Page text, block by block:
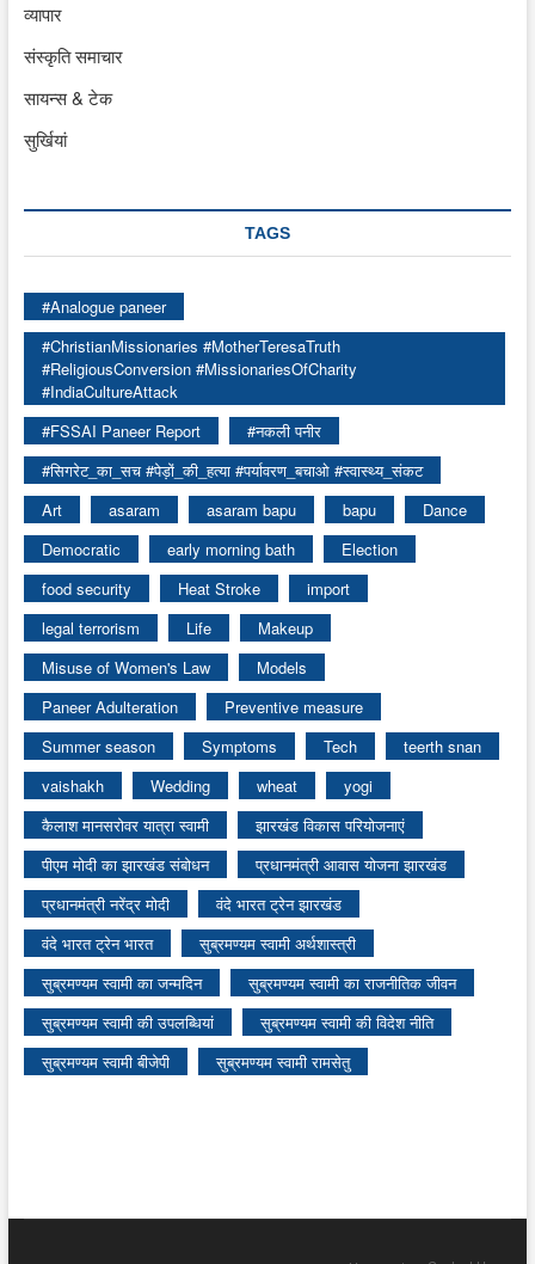
व्यापार
संस्कृति समाचार
सायन्स & टेक
सुर्खियां
TAGS
#Analogue paneer
#ChristianMissionaries #MotherTeresaTruth
#ReligiousConversion #MissionariesOfCharity
#IndiaCultureAttack
#FSSAI Paneer Report
#नकली पनीर
#सिगरेट_का_सच #पेड़ों_की_हत्या #पर्यावरण_बचाओ #स्वास्थ्य_संकट
Art
asaram asaram bapu bapu
Dance
Democratic
early morning bath
Election
food security
Heat Stroke
import
legal terrorism
Life
Makeup
Misuse of Women's Law
Models
Paneer Adulteration
Preventive measure
Summer season
Symptoms Tech
teerth snan
vaishakh
Wedding wheat
yogi
कैलाश मानसरोवर यात्रा स्वामी
झारखंड विकास परियोजनाएं
पीएम मोदी का झारखंड संबोधन
प्रधानमंत्री आवास योजना झारखंड
प्रधानमंत्री नरेंद्र मोदी
वंदे भारत ट्रेन झारखंड
वंदे भारत ट्रेन भारत
सुब्रमण्यम स्वामी अर्थशास्त्री
सुब्रमण्यम स्वामी का जन्मदिन
सुब्रमण्यम स्वामी का राजनीतिक जीवन
सुब्रमण्यम स्वामी की उपलब्धियां
सुब्रमण्यम स्वामी की विदेश नीति
सुब्रमण्यम स्वामी बीजेपी
सुब्रमण्यम स्वामी रामसेतु